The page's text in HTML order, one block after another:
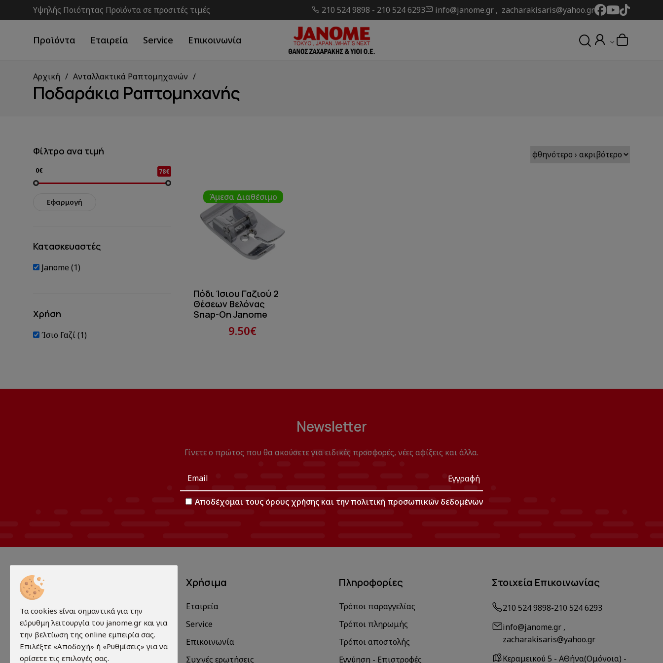
Υψηλής Ποιότητας Προϊόντα σε προσιτές τιμές 210 524 9898 - 210 524 6293 info@janome.gr , zacharakisaris@yahoo.gr
Προϊόντα Εταιρεία Service Επικοινωνία
Αρχική Ανταλλακτικά Ραπτομηχανών
Ποδαράκια Ραπτομηχανής
Φίλτρο ανα τιμή
0€ 78€
Εφαρμογή
Κατασκευαστές
Janome (1)
Χρήση
Ίσιο Γαζί (1)
Άμεσα Διαθέσιμο
Πόδι Ίσιου Γαζιού 2
Θέσεων Βελόνας
Snap-On Janome
9.50€
Newsletter
Γίνετε ο πρώτος που θα ακούσετε για ειδικές προσφορές, νέες αφίξεις και άλλα.
Εγγραφή
Αποδέχομαι τους όρους χρήσης και την πολιτική προσωπικών δεδομένων
Πωλήσεις - Επισκευές-
Ανταλλακτικά- Service.
Στοιχεία Επικοινωνίας
210 524 9898-210 524 6293
info@janome.gr ,
zacharakisaris@yahoo.gr
Κεραμεικού 5 - ΑΘήνα(Ομόνοια) -
Χρήσιμα
Εταιρεία
Service
Επικοινωνία
Συχνές ερωτήσεις
Πληροφορίες
Τρόποι παραγγελίας
Τρόποι πληρωμής
Τρόποι αποστολής
Εγγύηση - Επιστροφές
Τα cookies είναι σημαντικά για την
εύρυθμη λειτουργία του janome.gr και για
την βελτίωση της online εμπειρία σας.
Επιλέξτε «Αποδοχή» ή «Ρυθμίσεις» για να
ορίσετε τις επιλογές σας.